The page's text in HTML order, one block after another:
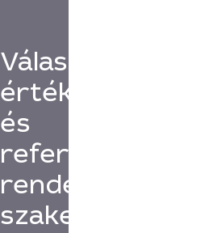
Válassz
értékelésekkel
és
referenciákkal
rendelkező
szakembert!